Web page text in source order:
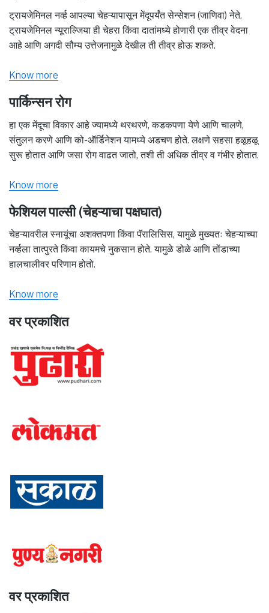
ट्रायजेमिनल नर्व्ह आपल्या चेहऱ्यापासून मेंदूपर्यंत सेन्सेशन (जाणिवा) नेते.
ट्रायजेमिनल न्यूराल्जिया ही चेहरा किंवा दातांमध्ये होणारी एक तीव्र वेदना
आहे आणि अगदी सौम्य उत्तेजनामुळे देखील ती तीव्र होऊ शकते.
Know more
पार्किन्सन रोग
हा एक मेंदूचा विकार आहे ज्यामध्ये थरथरणे, कडकपणा येणे आणि चालणे,
संतुलन करणे आणि को-ऑर्डिनेशन यामध्ये अडचण होते. लक्षणे सहसा हळूहळू
सुरू होतात आणि जसा रोग वाढत जातो, तशी ती अधिक तीव्र व गंभीर होतात.
Know more
फेशियल पाल्सी (चेहऱ्याचा पक्षघात)
चेहऱ्यावरील स्नायूंचा अशक्तपणा किंवा पॅरालिसिस, यामुळे मुख्यतः चेहऱ्याच्या
नर्व्हला तात्पुरते किंवा कायमचे नुकसान होते. यामुळे डोळे आणि तोंडाच्या
हालचालीवर परिणाम होतो.
Know more
वर प्रकाशित
वर प्रकाशित